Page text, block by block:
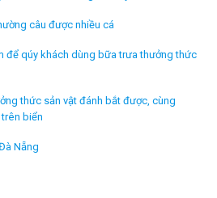
câu được nhiều cá
để qúy khách dùng bữa trưa thưởng thức
thức sản vật đánh bắt được, cùng
biển
Nẵng